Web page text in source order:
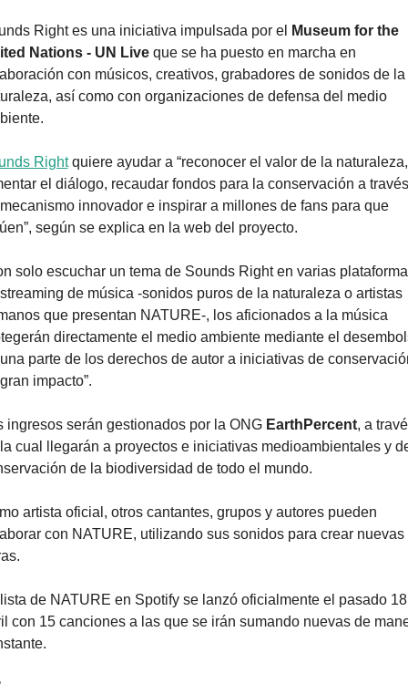
Right es una iniciativa impulsada por el
Museum for the
Nations - UN Live que se ha puesto en marcha en
con músicos, creativos, grabadores de sonidos de la
así como con organizaciones de defensa del medio
Right quiere ayudar a “reconocer el valor de la naturaleza,
el diálogo, recaudar fondos para la conservación a
innovador e inspirar a millones de fans para que
según se explica en la web del proyecto.
solo escuchar un tema de Sounds Right en varias
de música -sonidos puros de la naturaleza o artistas
que presentan NATURE-, los aficionados a la música
directamente el medio ambiente mediante el
parte de los derechos de autor a iniciativas de
impacto”.
ingresos serán gestionados por la ONG EarthPercent, a
cual llegarán a proyectos e iniciativas medioambientales y
de la biodiversidad de todo el mundo.
artista oficial, otros cantantes, grupos y autores pueden
con NATURE, utilizando sus sonidos para crear nuevas
de NATURE en Spotify se lanzó oficialmente el pasado
con 15 canciones a las que se irán sumando nuevas de